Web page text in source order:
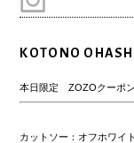
KOTONO OHASHI
本日限定 ZOZOクーポン
カットソー：オフホワイ